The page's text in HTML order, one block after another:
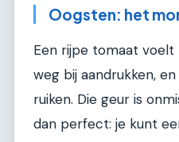
Oogsten: het
Een rijpe tomaat
weg bij aandrukken,
ruiken. Die geur is
dan perfect: je kunt